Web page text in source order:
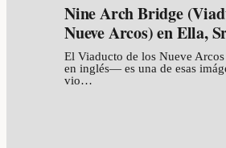
Nine Arch Bridge
Nueve Arcos) en Ella,
El Viaducto de los Nueve
en inglés— es una de esas
vio…